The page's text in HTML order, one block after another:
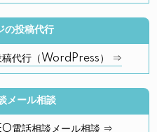
の投稿代行
稿代行（WordPress） ⇒
メール相談
電話相談メール相談 ⇒